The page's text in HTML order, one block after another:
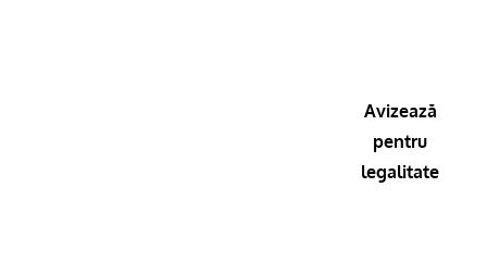
Avizează
pentru
legalitate